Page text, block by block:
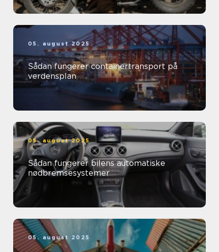
05. august 2025
Sådan fungerer containertransport på
verdensplan
05. august 2025
Sådan fungerer bilens automatiske
nødbremsesystemer
05. august 2025